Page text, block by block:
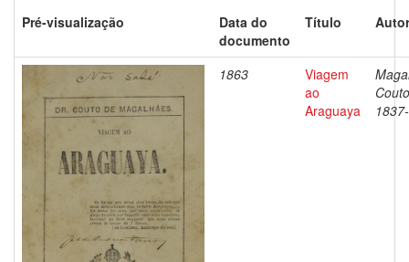
Pré-visualização
Data do
documento
Título
1863
Viagem
ao
Araguaya